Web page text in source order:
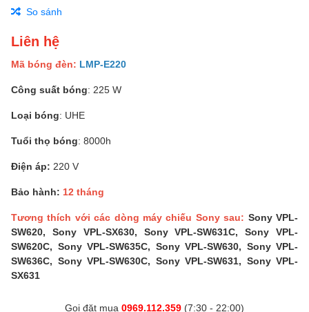
So sánh
Liên hệ
Mã bóng đèn: LMP-E220
Công suất bóng: 225 W
Loại bóng: UHE
Tuổi thọ bóng: 8000h
Điện áp: 220 V
Bảo hành: 12 tháng
Tương thích với các dòng máy chiếu Sony sau: Sony VPL-
SW620, Sony VPL-SX630, Sony VPL-SW631C, Sony VPL-
SW620C, Sony VPL-SW635C, Sony VPL-SW630, Sony VPL-
SW636C, Sony VPL-SW630C, Sony VPL-SW631, Sony VPL-
SX631
Gọi đặt mua 0969.112.359 (7:30 - 22:00)